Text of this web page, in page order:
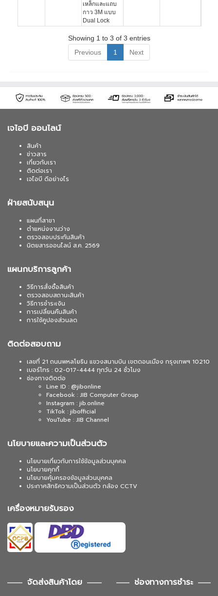
เหล็กและแถบ
กาว 3M แบบ
Dual Lock
Showing 1 to 3 of 3 entries
Previous
1 Next
เจไอบี ออนไลน์
สินค้า
ข่าวสาร
เกี่ยวกับเรา
ติดต่อเรา
เจไอบี ดีอย่างไร
ฝ่ายสนับสนุน
แผนที่สาขา
ตำแหน่งงานว่าง
ตรวจสอบประกันสินค้า
นิตยสารออนไลน์ ส.ค. 2569
แผนกบริการลูกค้า
วิธีการสั่งซื้อสินค้า
ตรวจสอบสถานะสินค้า
วิธีการชำระเงิน
การเปลี่ยนคืนสินค้า
การใช้คูปองส่วนลด
ติดต่อสอบถาม
เลขที่ 21 ถนนพหลโยธิน แขวงสนามบิน เขตดอนเมือง กรุงเทพฯ 10210
เบอร์โทร : 02-017-4444 ทุกวัน 24 ชั่วโมง
ช่องทางติดต่อ
Line ID : @jibonline
Facebook : JIB Computer Group
Instagram : jib.online
TikTok : jibofficial
YouTube : JIB Channel
นโยบายและความเป็นส่วนตัว
นโยบายเกี่ยวกับการใช้ข้อมูลส่วนบุคคล
นโยบายคุกกี้
นโยบายคุ้มครองข้อมูลส่วนบุคคล
ประกาศสิทธิความเป็นส่วนตัว กล้อง CCTV
เครื่องหมายรับรอง
จัดส่งสินค้าโดย ช่องทางการชำระ